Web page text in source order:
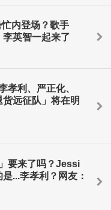
内登场？歌手
英智一起来了
孝利、严正化、
远征队」将在明
要来了吗？Jessi
...李孝利？网友：